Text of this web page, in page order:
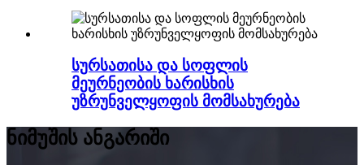
სურსათისა და სოფლის
მეურნეობის ხარისხის
უზრუნველყოფის მომსახურება
ნიმუშის ანგარიში